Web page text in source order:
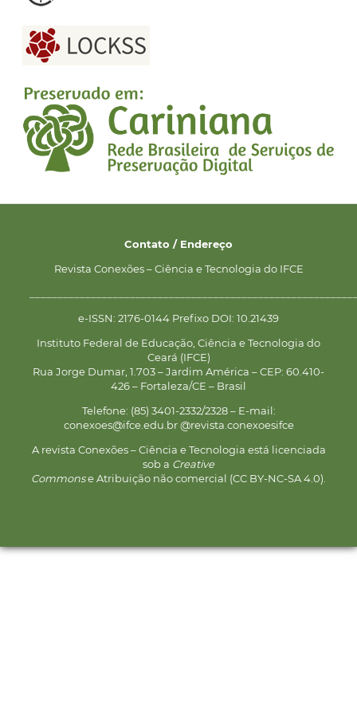
Contato / Endereço
Revista Conexões – Ciência e Tecnologia do IFCE
e-ISSN: 2176-0144 Prefixo DOI: 10.21439
Instituto Federal de Educação, Ciência e Tecnologia do
Ceará (IFCE)
Rua Jorge Dumar, 1.703 – Jardim América – CEP: 60.410-
426 – Fortaleza/CE – Brasil
Telefone: (85) 3401-2332/2328 – E-mail:
conexoes@ifce.edu.br @revista.conexoesifce
A revista Conexões – Ciência e Tecnologia está licenciada
sob a Creative
Commonse Atribuição não comercial (CC BY-NC-SA 4.0).